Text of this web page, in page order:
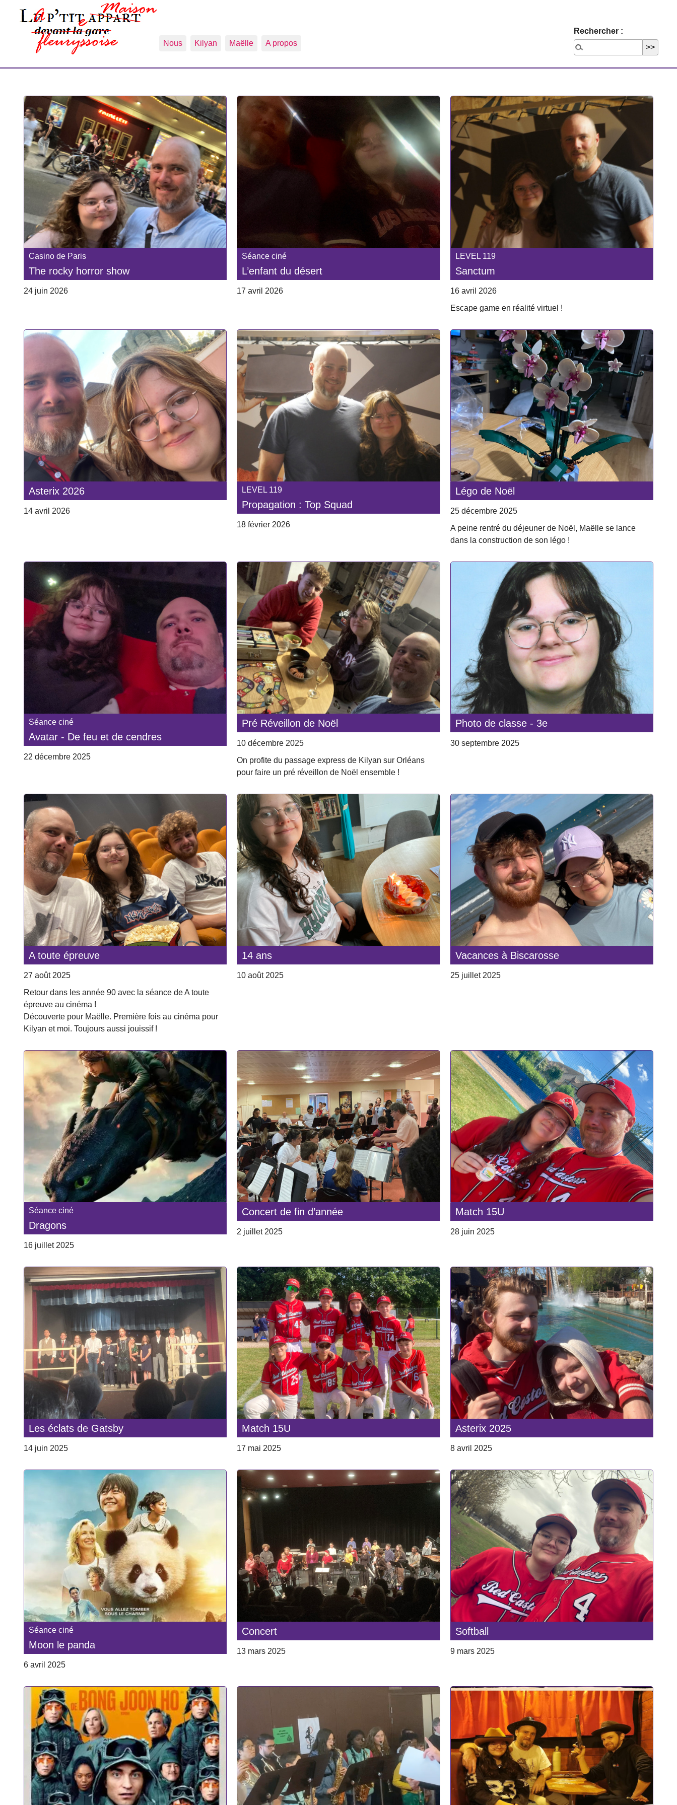
Nous Kilyan Maëlle A propos
Rechercher :
Casino de Paris
The rocky horror show
24 juin 2026
Séance ciné
L’enfant du désert
17 avril 2026
LEVEL 119
Sanctum
16 avril 2026
Escape game en réalité virtuel !
Asterix 2026
14 avril 2026
LEVEL 119
Propagation : Top Squad
18 février 2026
Légo de Noël
25 décembre 2025
A peine rentré du déjeuner de Noël, Maëlle se lance
dans la construction de son légo !
Séance ciné
Avatar - De feu et de cendres
22 décembre 2025
Pré Réveillon de Noël
10 décembre 2025
On profite du passage express de Kilyan sur Orléans
pour faire un pré réveillon de Noël ensemble !
Photo de classe - 3e
30 septembre 2025
A toute épreuve
27 août 2025
Retour dans les année 90 avec la séance de A toute
épreuve au cinéma !
Découverte pour Maëlle. Première fois au cinéma pour
Kilyan et moi. Toujours aussi jouissif !
14 ans
10 août 2025
Vacances à Biscarosse
25 juillet 2025
Séance ciné
Dragons
16 juillet 2025
Concert de fin d’année
2 juillet 2025
Match 15U
28 juin 2025
Les éclats de Gatsby
14 juin 2025
Match 15U
17 mai 2025
Asterix 2025
8 avril 2025
Séance ciné
Moon le panda
6 avril 2025
Concert
13 mars 2025
Softball
9 mars 2025